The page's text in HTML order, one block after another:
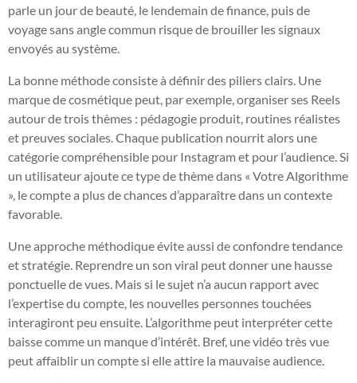
parle un jour de beauté, le lendemain de finance, puis de
voyage sans angle commun risque de brouiller les signaux
envoyés au système.
La bonne méthode consiste à définir des piliers clairs. Une
marque de cosmétique peut, par exemple, organiser ses Reels
autour de trois thèmes : pédagogie produit, routines réalistes
et preuves sociales. Chaque publication nourrit alors une
catégorie compréhensible pour Instagram et pour l’audience. Si
un utilisateur ajoute ce type de thème dans « Votre Algorithme
», le compte a plus de chances d’apparaître dans un contexte
favorable.
Une approche méthodique évite aussi de confondre tendance
et stratégie. Reprendre un son viral peut donner une hausse
ponctuelle de vues. Mais si le sujet n’a aucun rapport avec
l’expertise du compte, les nouvelles personnes touchées
interagiront peu ensuite. L’algorithme peut interpréter cette
baisse comme un manque d’intérêt. Bref, une vidéo très vue
peut affaiblir un compte si elle attire la mauvaise audience.